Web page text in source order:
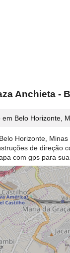
Anchieta -
Belo Horizonte,
Horizonte, Minas
de direção
com gps para sua